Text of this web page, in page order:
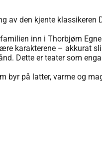
av den kjente klassikeren
inn i Thorbjørn
karakterene – akkurat
Dette er teater som
byr på latter, varme og